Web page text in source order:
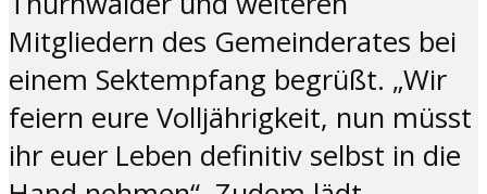
Mitgliedern des Gemeinderates bei
einem Sektempfang begrüßt. „Wir
feiern eure Volljährigkeit, nun müsst
ihr euer Leben definitiv selbst in die